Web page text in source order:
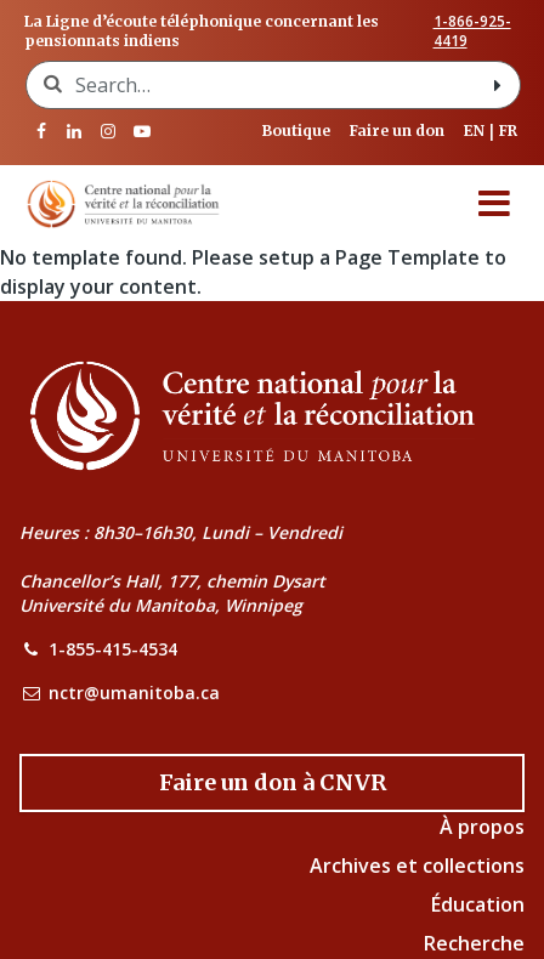
La Ligne d’écoute téléphonique concernant les
pensionnats indiens
1-866-925-
4419
Search for:
Boutique Faire un don EN FR
No template found. Please setup a Page Template to
display your content.
Heures : 8h30–16h30, Lundi – Vendredi
Chancellor’s Hall, 177, chemin Dysart
Université du Manitoba, Winnipeg
1-855-415-4534
nctr@umanitoba.ca
Faire un don à CNVR
À propos
Archives et collections
Éducation
Recherche